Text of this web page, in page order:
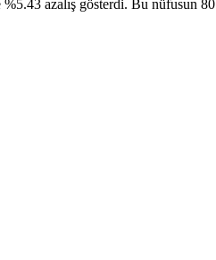
azalış gösterdi. Bu nüfusun